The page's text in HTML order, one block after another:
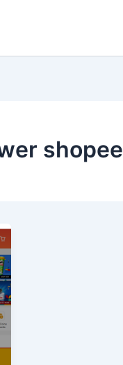
shopee